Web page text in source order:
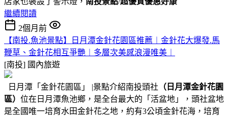
繼續閱讀
2個月前
【南投.魚池景點】日月潭金針花園區推薦︱金針花大爆發.馬
鞭草、金針花相互爭艷︱多層次美感浪漫唯美︱
[南投] 國內旅遊
日月潭「金針花園區」 |景點介紹南投頭社 （日月潭金針花園
區） 位在日月潭魚池鄉，是全台最大的「活盆地」，頭社盆地
是全國唯一培育水田金針花之地，約有3公頃金針花海，培育